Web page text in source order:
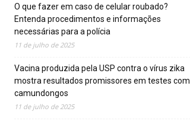
O que fazer em caso de celular roubado?
Entenda procedimentos e informações
necessárias para a polícia
11 de julho de 2025
Vacina produzida pela USP contra o vírus zika
mostra resultados promissores em testes com
camundongos
11 de julho de 2025